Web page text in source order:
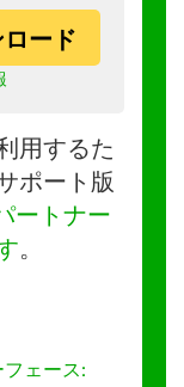
ード
用するた
ポート版
ートナー
。
ェース: